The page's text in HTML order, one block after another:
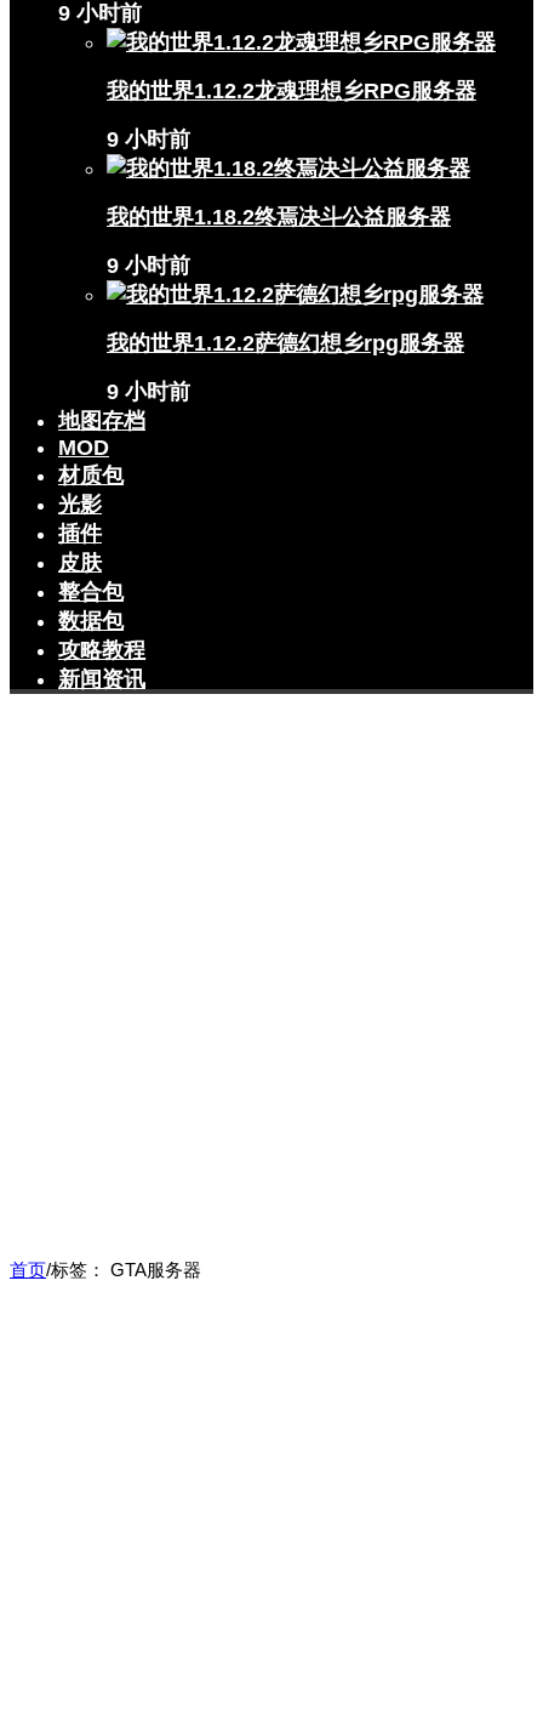
9 小时前
我的世界1.12.2龙魂理想乡RPG服务器
9 小时前
我的世界1.18.2终焉决斗公益服务器
9 小时前
我的世界1.12.2萨德幻想乡rpg服务器
9 小时前
地图存档
MOD
材质包
光影
插件
皮肤
整合包
数据包
攻略教程
新闻资讯
首页/标签： GTA服务器